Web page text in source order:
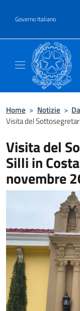
Governo Italiano
Home > Notizie >
Visita del
Visita del
Silli in
novembre